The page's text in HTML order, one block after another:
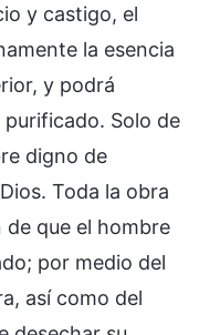
y castigo, el
la esencia
y podrá
Solo de
digno de
Toda la obra
de que el hombre
por medio del
así como del